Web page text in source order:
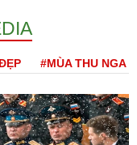
#MÙA THU NGA